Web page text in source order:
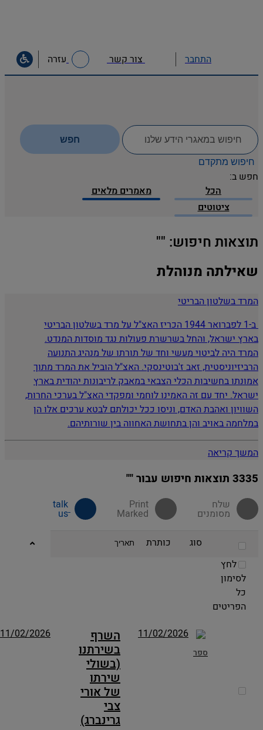
התחבר צור קשר עזרה
לחפש
ב:
חפש
חיפוש מתקדם
חפש ב:
הכל
מאמרים מלאים
ציטוטים
תוצאות חיפוש: ""
שאילתה מנוהלת
המרד בשלטון הבריטי
ב-1 לפברואר 1944 הכריז האצ"ל על מרד בשלטון הבריטי
בארץ ישראל, והחל בשרשרת פעולות נגד מוסדות המנדט.
המרד היה לביטוי מעשי וחד של תורתו של מנהיג התנועה
הרביזיוניסטית, זאב ז'בוטינסקי. האצ"ל הוביל את המרד מתוך
אמונתו בחשיבות הכלי הצבאי במאבק לריבונות יהודית בארץ
ישראל. יחד עם זה האמינו לוחמי ומפקדי האצ"ל בערכי החרות,
השוויון ואהבת האדם, וניסו ככל יכולתם לבטא ערכים אלו הן
במלחמה באויב והן בתחושת האחווה בין שורותיהם.
המשך קריאה
3335 תוצאות חיפוש עבור ""
מסומנים Marked
us
סוג כותרת תאריך
לחץ
לסימון
כל
הפריטים
ספר
11/02/2026
השרף
בשירתנו
(בשולי
שירתו
של אורי
צבי
גרינברג)
11/02/2026